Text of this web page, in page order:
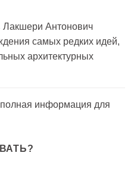
Лакшери Антонович
самых редких идей,
архитектурных
информация для